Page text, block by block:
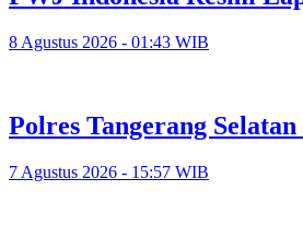
8 Agustus 2026 - 01:43 WIB
Polres Tangerang
7 Agustus 2026 - 15:57 WIB